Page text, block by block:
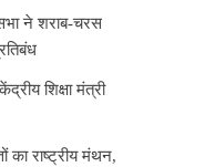
ने शराब-चरस
शिक्षा मंत्री
राष्ट्रीय मंथन,